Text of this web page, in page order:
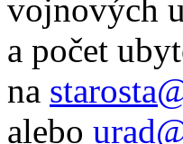
vojnových
a počet
na
alebo